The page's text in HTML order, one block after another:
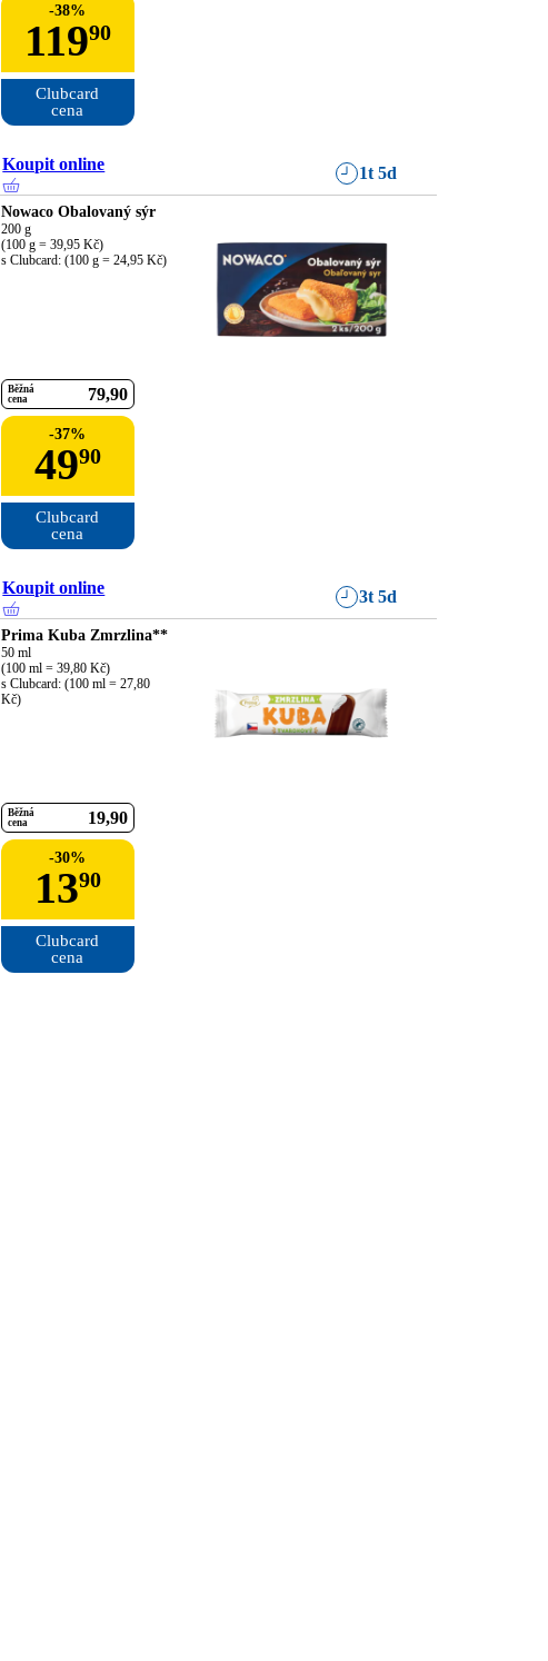
-38%
11990
Clubcard
cena
Koupit online 1t 5d
Nowaco Obalovaný sýr
200 g
(100 g = 39,95 Kč)
s Clubcard: (100 g = 24,95 Kč)
Běžná
cena
79 90
-37%
4990
Clubcard
cena
Koupit online 3t 5d
Prima Kuba Zmrzlina**
50 ml
(100 ml = 39,80 Kč)
s Clubcard: (100 ml = 27,80
Kč)
Běžná
cena
19 90
-30%
1390
Clubcard
cena